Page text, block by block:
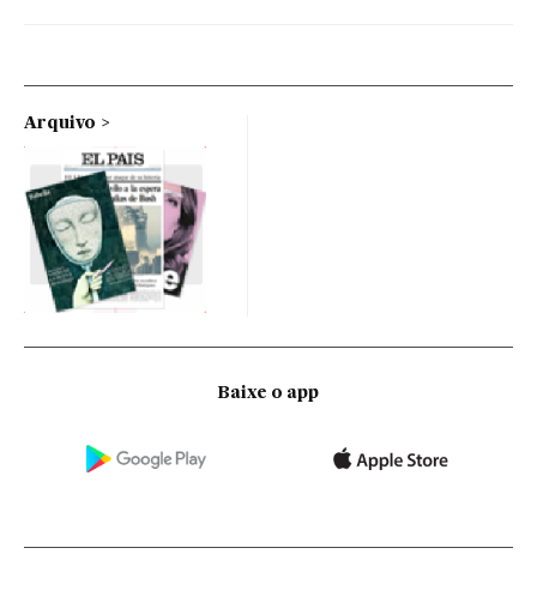
Arquivo
Baixe o app